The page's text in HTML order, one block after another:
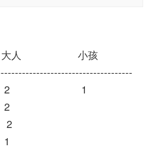
小孩
2 1
2